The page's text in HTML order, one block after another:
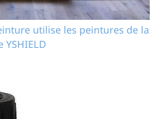
utilise les peintures de la
YSHIELD